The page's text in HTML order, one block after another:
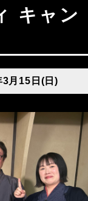
月15日(日)